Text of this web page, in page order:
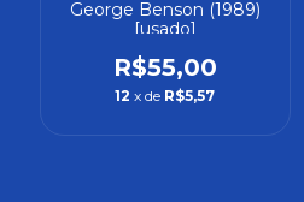
George Benson (1989)
[usado]
R$55,00
12 x de R$5,57